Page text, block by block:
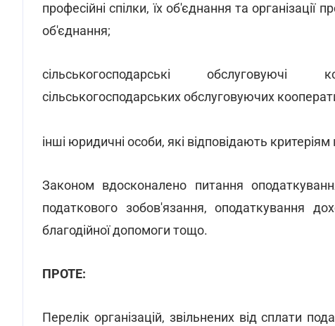
професійні спілки, їх об'єднання та організації
об'єднання;
сільськогосподарські обслуговуючі
сільськогосподарських обслуговуючих
інші юридичні особи, які відповідають критеріям
Законом вдосконалено питання
податкового зобов'язання, оподаткування
благодійної допомоги тощо.
ПРОТЕ:
Перелік організацій, звільнених від сплати